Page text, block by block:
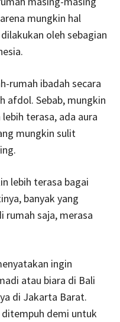
mungkin hal
oleh sebagian
rumah ibadah secara
afdol. Sebab, mungkin
terasa, ada aura
mungkin sulit
lebih terasa bagai
banyak yang
rumah saja, merasa
ingin
atau biara di Bali
di Jakarta Barat.
demi untuk